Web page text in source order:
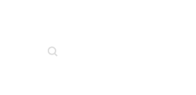
Suche